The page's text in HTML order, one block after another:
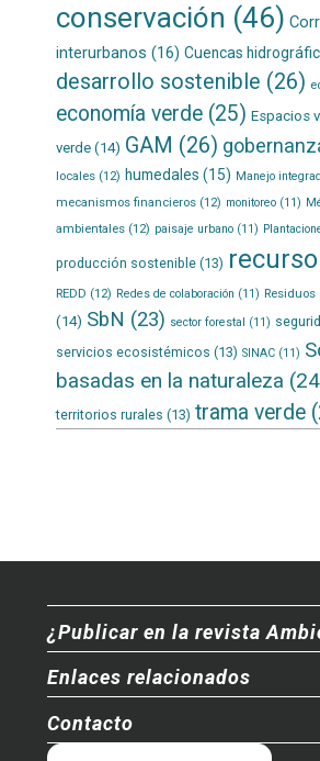
conservación (46)
interurbanos (16) Cuencas
desarrollo sostenible (26)
economía verde(25) Espacios
verde(14) GAM (26)
locales(12) humedales (15) Manejo
mecanismos financieros(12) monitoreo(11)
ambientales(12) paisaje urbano(11)
producción sostenible(13)
REDD (12) Redes de colaboración (11) Residuos
(14) SbN (23) sector forestal (11)
servicios ecosistémicos (13) SINAC(11)
basadas en la naturaleza
territorios rurales (13) trama verde
¿Publicar en la revista
Enlaces relacionados
Contacto